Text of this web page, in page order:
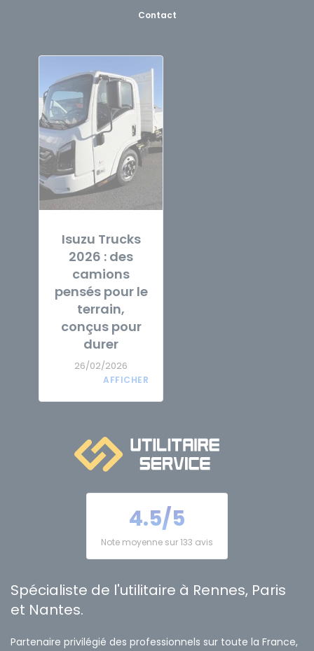
Contact
Isuzu Trucks
2026 : des
camions
pensés pour le
terrain,
conçus pour
durer
26/02/2026
4.5/5
Note moyenne sur 133 avis
Spécialiste de l'utilitaire à Rennes, Paris
et Nantes.
Partenaire privilégié des professionnels sur toute la France,